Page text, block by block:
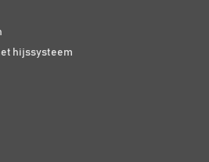
hijssysteem